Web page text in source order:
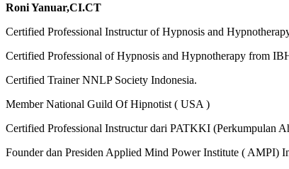
Roni Yanuar,CI.CT
Certified Professional Instructur of Hypnosis and
Certified Professional of Hypnosis and Hypnotherapy from
Certified Trainer NNLP Society Indonesia.
Member National Guild Of Hipnotist ( USA )
Certified Professional Instructur dari PATKKI (Perkumpulan
Founder dan Presiden Applied Mind Power Institute ( AMPI)